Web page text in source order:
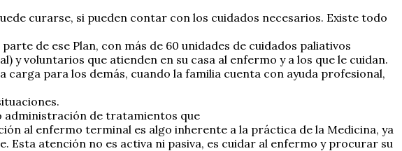
curarse, si pueden contar con los cuidados necesarios. Existe todo
de ese Plan, con más de 60 unidades de cuidados paliativos
voluntarios que atienden en su casa al enfermo y a los que le cuidan.
para los demás, cuando la familia cuenta con ayuda profesional,
administración de tratamientos que
al enfermo terminal es algo inherente a la práctica de la Medicina, ya
Esta atención no es activa ni pasiva, es cuidar al enfermo y procurar su